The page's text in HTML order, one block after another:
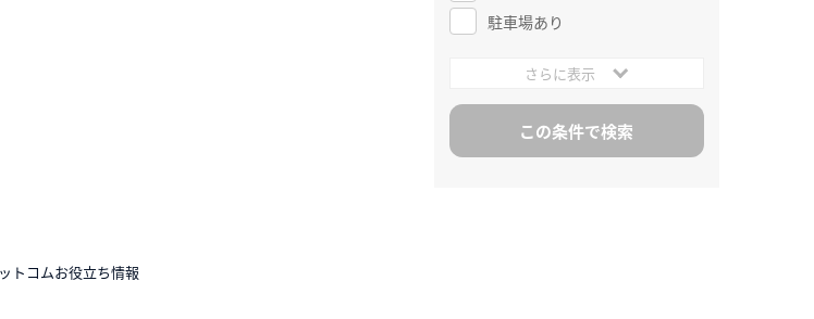
駐車場あり
さらに表示
トコムお役立ち情報